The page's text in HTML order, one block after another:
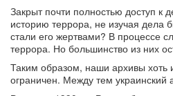
Закрыт почти полностью доступ к
историю террора, не изучая дела
стали его жертвами? В процессе
террора. Но большинство из них
Таким образом, наши архивы хоть
ограничен. Между тем